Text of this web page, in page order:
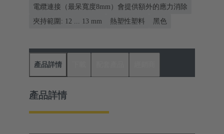
電纜連接（最呆寬度8mm）會提供額外的應力消除
夾持範圍: 12 ... 13 mm
熱塑性塑料 黑色
產品詳情
產品詳情